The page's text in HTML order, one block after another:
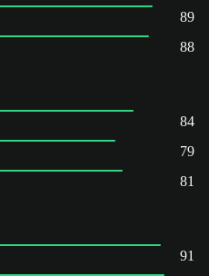
89
88
84
79
81
91